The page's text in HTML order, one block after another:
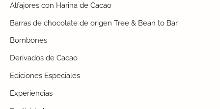
Alfajores con Harina de Cacao
Barras de chocolate de origen Tree & Bean to Bar
Bombones
Derivados de Cacao
Ediciones Especiales
Experiencias